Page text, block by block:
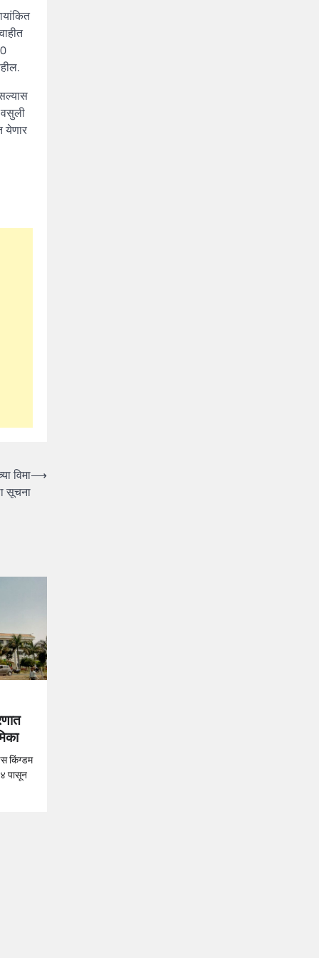
येणार
विमा
सूचना
⟶
किंग्डम
पासून